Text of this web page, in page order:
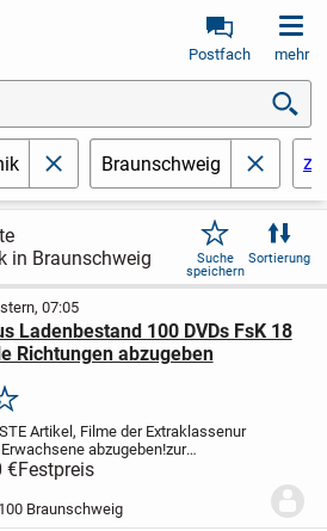
Postfach mehr
schließenBraunschweig
in Braunschweig
Suche
speichern
Sortierung
07:05
Ladenbestand 100 DVDs FsK 18
Richtungen abzugeben
Merken
Artikel, Filme der Extraklassenur
abzugeben!zur
vorhanden 3-5
mit absoluten
je 60 Stück für 129,-
solange der Vorrat reicht,...
€Festpreis
Braunschweig